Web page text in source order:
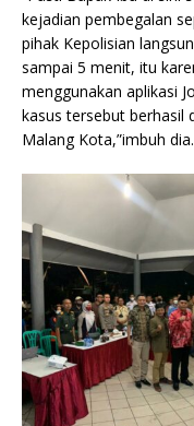
kejadian pembegalan
pihak Kepolisian
sampai 5 menit, itu
menggunakan aplikasi
kasus tersebut berhasil
Malang Kota,”imbuh dia.